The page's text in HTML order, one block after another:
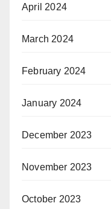
April 2024
March 2024
February 2024
January 2024
December 2023
November 2023
October 2023